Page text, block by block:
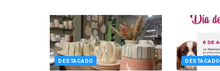
DESTACADO DESTACADO